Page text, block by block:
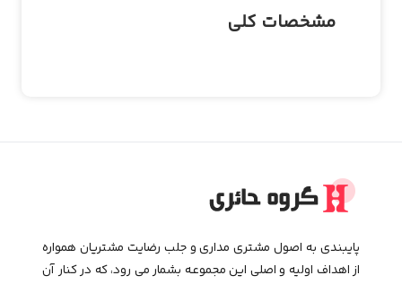
مشخصات کلی
پایبندی به اصول مشتری مداری و جلب رضایت مشتریان همواره
از اهداف اولیه و اصلی این مجموعـه بشمار می رود، که در کنار آن